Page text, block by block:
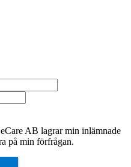
AB lagrar min inlämnade
på min förfrågan.